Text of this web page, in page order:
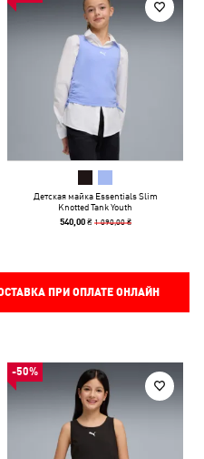
Детская майка Essentials Slim
Knotted Tank Youth
540,00 ₴ 1 090,00 ₴
ПРИ ОПЛАТЕ ОНЛАЙН
-50%